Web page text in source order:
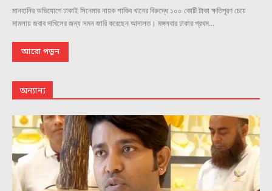
মানহানির অভিযোগে ঢাকাই সিনেমার নায়ক শাকিব খানের বিরুদ্ধে ১০০ কোটি টাকা ক্ষতিপূরণ চেয়ে
মামলায় জবাব দাখিলের জন্য সমন জারি করেছেন আদালত। মঙ্গলবার ঢাকার প্রথম...
আরো পড়ুন
অন্যান্য